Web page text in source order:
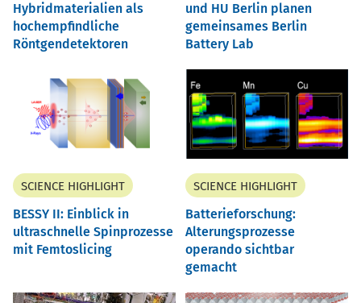
Hybridmaterialien als
hochempfindliche
Röntgendetektoren
und HU Berlin planen
gemeinsames Berlin
Battery Lab
SCIENCE HIGHLIGHT
BESSY II: Einblick in
ultraschnelle Spinprozesse
mit Femtoslicing
SCIENCE HIGHLIGHT
Batterieforschung:
Alterungsprozesse
operando sichtbar
gemacht